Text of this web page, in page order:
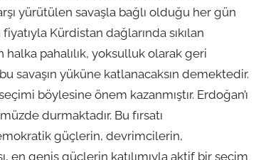
yürütülen savaşla bağlı olduğu her gün
Kürdistan dağlarında sıkılan
pahalılık, yoksulluk olarak geri
savaşın yüküne katlanacaksın demektedir.
böylesine önem kazanmıştır. Erdoğan’ı
durmaktadır. Bu fırsatı
güçlerin, devrimcilerin,
en geniş güçlerin katılımıyla aktif bir seçim